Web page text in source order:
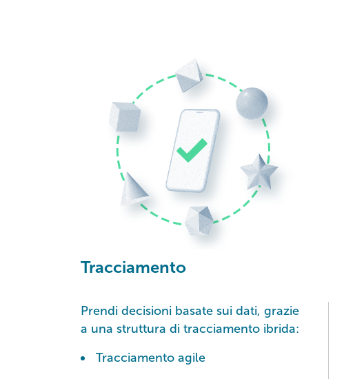
Tracciamento
Prendi decisioni basate sui dati, grazie
a una struttura di tracciamento ibrida:
Tracciamento agile